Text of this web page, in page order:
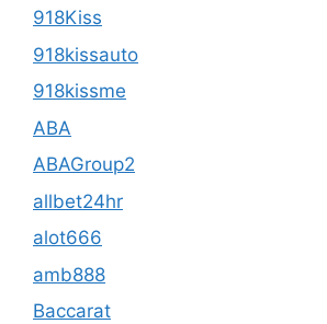
918Kiss
918kissauto
918kissme
ABA
ABAGroup2
allbet24hr
alot666
amb888
Baccarat